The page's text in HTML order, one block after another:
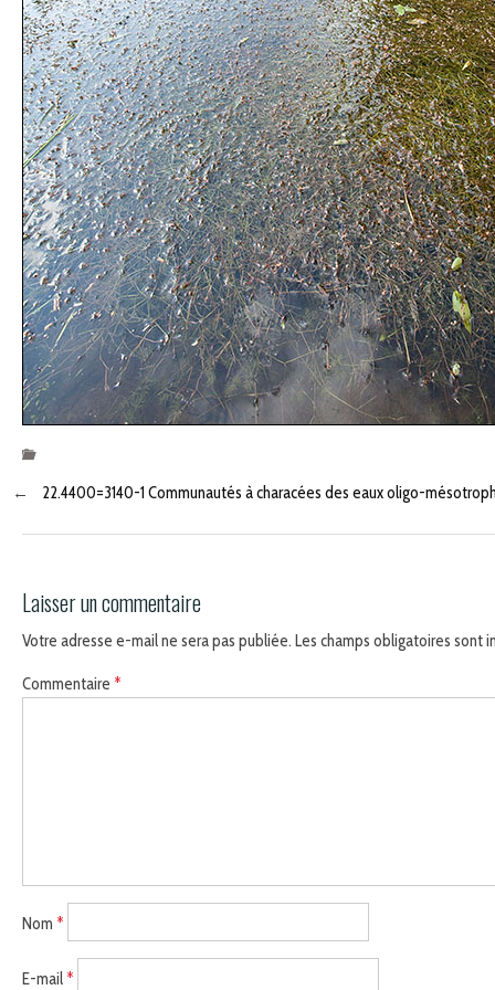
← 22.4400=3140-1 Communautés à characées des eaux oligo-
Laisser un commentaire
Votre adresse e-mail ne sera pas publiée. Les champs obligatoires sont
Commentaire *
Nom *
E-mail*